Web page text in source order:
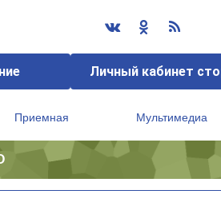
Личный кабинет
Приемная Мультимедиа